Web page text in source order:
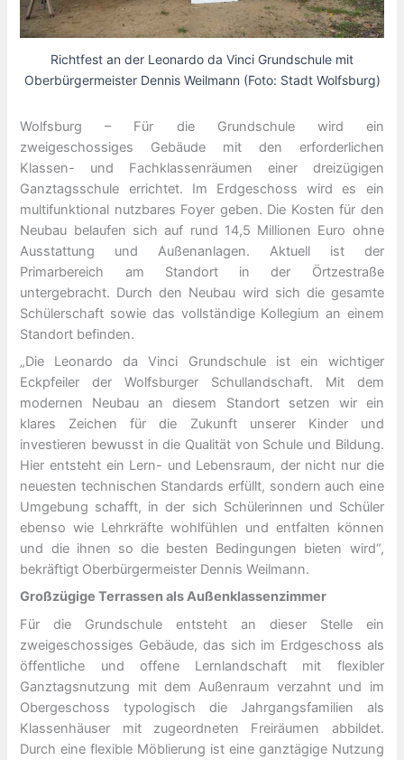
Richtfest an der Leonardo da Vinci Grundschule mit
Oberbürgermeister Dennis Weilmann (Foto: Stadt Wolfsburg)
Wolfsburg – Für die Grundschule wird ein
zweigeschossiges Gebäude mit den erforderlichen
Klassen- und Fachklassenräumen einer dreizügigen
Ganztagsschule errichtet. Im Erdgeschoss wird es ein
multifunktional nutzbares Foyer geben. Die Kosten für den
Neubau belaufen sich auf rund 14,5 Millionen Euro ohne
Ausstattung und Außenanlagen. Aktuell ist der
Primarbereich am Standort in der Örtzestraße
untergebracht. Durch den Neubau wird sich die gesamte
Schülerschaft sowie das vollständige Kollegium an einem
Standort befinden.
„Die Leonardo da Vinci Grundschule ist ein wichtiger
Eckpfeiler der Wolfsburger Schullandschaft. Mit dem
modernen Neubau an diesem Standort setzen wir ein
klares Zeichen für die Zukunft unserer Kinder und
investieren bewusst in die Qualität von Schule und Bildung.
Hier entsteht ein Lern- und Lebensraum, der nicht nur die
neuesten technischen Standards erfüllt, sondern auch eine
Umgebung schafft, in der sich Schülerinnen und Schüler
ebenso wie Lehrkräfte wohlfühlen und entfalten können
und die ihnen so die besten Bedingungen bieten wird“,
bekräftigt Oberbürgermeister Dennis Weilmann.
Großzügige Terrassen als Außenklassenzimmer
Für die Grundschule entsteht an dieser Stelle ein
zweigeschossiges Gebäude, das sich im Erdgeschoss als
öffentliche und offene Lernlandschaft mit flexibler
Ganztagsnutzung mit dem Außenraum verzahnt und im
Obergeschoss typologisch die Jahrgangsfamilien als
Klassenhäuser mit zugeordneten Freiräumen abbildet.
Durch eine flexible Möblierung ist eine ganztägige Nutzung